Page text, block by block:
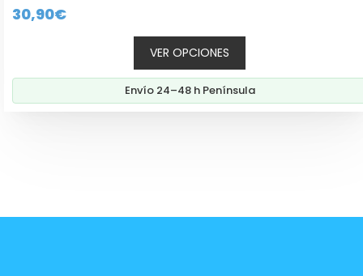
30,90€
VER OPCIONES
Envío 24–48 h Península